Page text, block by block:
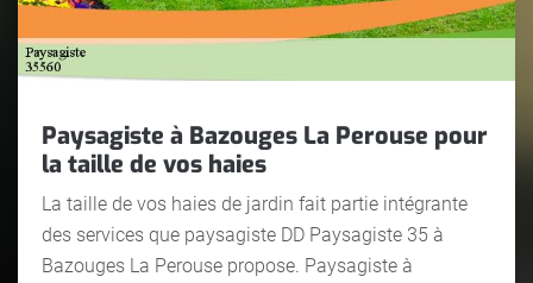
Paysagiste à Bazouges La Perouse pour
la taille de vos haies
La taille de vos haies de jardin fait partie intégrante
des services que paysagiste DD Paysagiste 35 à
Bazouges La Perouse propose. Paysagiste à